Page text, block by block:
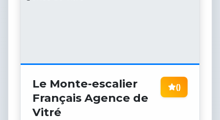
Le Monte-escalier
Français Agence de
Vitré
()